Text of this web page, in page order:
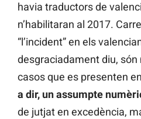
havia traductors de
n’habilitaran al 2017.
“l’incident” en els
desgraciadament diu,
casos que es presenten
a dir, un assumpte
de jutjat en excedència,